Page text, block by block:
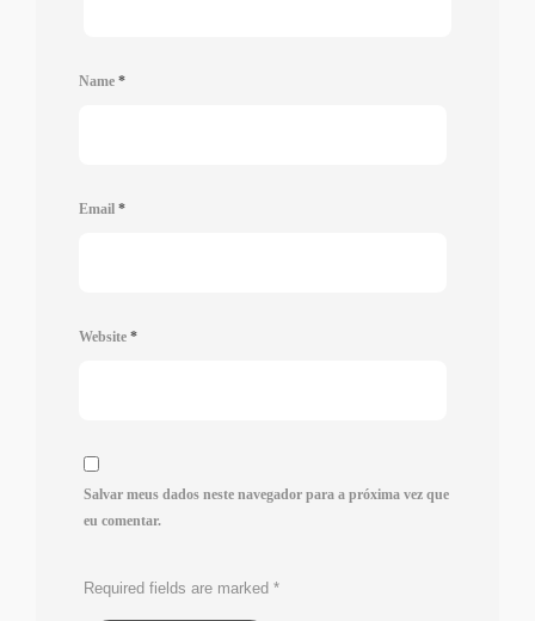
Name *
Email *
Website *
Salvar meus dados neste navegador para a próxima vez que
eu comentar.
Required fields are marked *